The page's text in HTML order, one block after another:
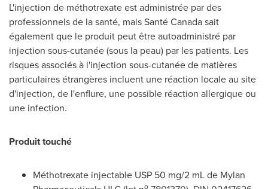
L'injection de méthotrexate est administrée par des
professionnels de la santé, mais SantéCanadasait
également que le produit peut être autoadministré par
injection sous-cutanée (sous la peau) par les patients. Les
risques associés à l'injection sous-cutanée de matières
particulaires étrangères incluent une réaction locale au site
d'injection, de l'enflure, une possible réaction allergique ou
une infection.
Produit touché
Méthotrexate injectable USP 50 mg/2 mL de Mylan
o